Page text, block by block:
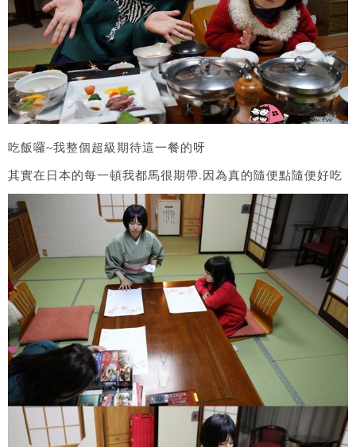
吃飯囉~我整個超級期待這一餐的呀
其實在日本的每一頓我都馬很期帶.因為真的隨便點隨便好吃